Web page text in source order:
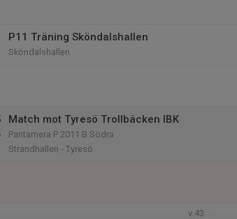
P11 Träning Sköndalshallen
Sköndalshallen
Match mot Tyresö Trollbäcken IBK
Pantamera P 2011 B Södra
Strandhallen - Tyresö
v.43